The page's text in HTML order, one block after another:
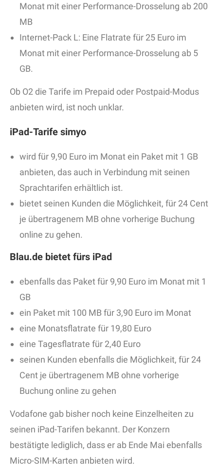
Monat mit einer Performance-Drosselung ab 200
MB
Internet-Pack L: Eine Flatrate für 25 Euro im
Monat mit einer Performance-Drosselung ab 5
GB.
Ob O2 die Tarife im Prepaid oder Postpaid-Modus
anbieten wird, ist noch unklar.
iPad-Tarife simyo
wird für 9,90 Euro im Monat ein Paket mit 1 GB
anbieten, das auch in Verbindung mit seinen
Sprachtarifen erhältlich ist.
bietet seinen Kunden die Möglichkeit, für 24 Cent
je übertragenem MB ohne vorherige Buchung
online zu gehen.
Blau.de bietet fürs iPad
ebenfalls das Paket für 9,90 Euro im Monat mit 1
GB
ein Paket mit 100 MB für 3,90 Euro im Monat
eine Monatsflatrate für 19,80 Euro
eine Tagesflatrate für 2,40 Euro
seinen Kunden ebenfalls die Möglichkeit, für 24
Cent je übertragenem MB ohne vorherige
Buchung online zu gehen
Vodafone gab bisher noch keine Einzelheiten zu
seinen iPad-Tarifen bekannt. Der Konzern
bestätigte lediglich, dass er ab Ende Mai ebenfalls
Micro-SIM-Karten anbieten wird.